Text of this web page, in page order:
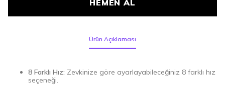
HEMEN AL
Ürün Açıklaması
8 Farklı Hız: Zevkinize göre ayarlayabileceğiniz 8 farklı hız
seçeneği.